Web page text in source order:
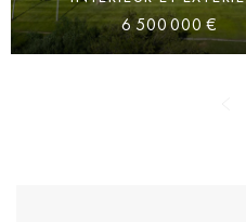
6 500 000 €